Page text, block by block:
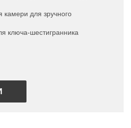
камери для зручного
ключа-шестигранника